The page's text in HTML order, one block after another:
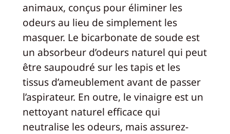
animaux, conçus pour éliminer les
odeurs au lieu de simplement les
masquer. Le bicarbonate de soude est
un absorbeur d’odeurs naturel qui peut
être saupoudré sur les tapis et les
tissus d’ameublement avant de passer
l’aspirateur. En outre, le vinaigre est un
nettoyant naturel efficace qui
neutralise les odeurs, mais assurez-